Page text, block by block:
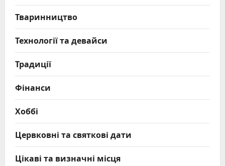
Тваринництво
Технології та девайси
Традиції
Фінанси
Хоббі
Цервковні та святкові дати
Цікаві та визначні місця